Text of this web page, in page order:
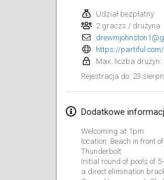
Udział bezpłatny
2 graczs / drużyna
Max. liczba drużyn:
Rejestracja do: 23
Dodatkowe
Welcoming at 1pm
location: Beach in front
Thunderbolt
Initial round of pools of
a direct elimination
Open des
8 lut 2025 |Francja
Indoor de la
15 lut 2025|
15 lut 2025|
Warm-up EM
28 lut 2025|